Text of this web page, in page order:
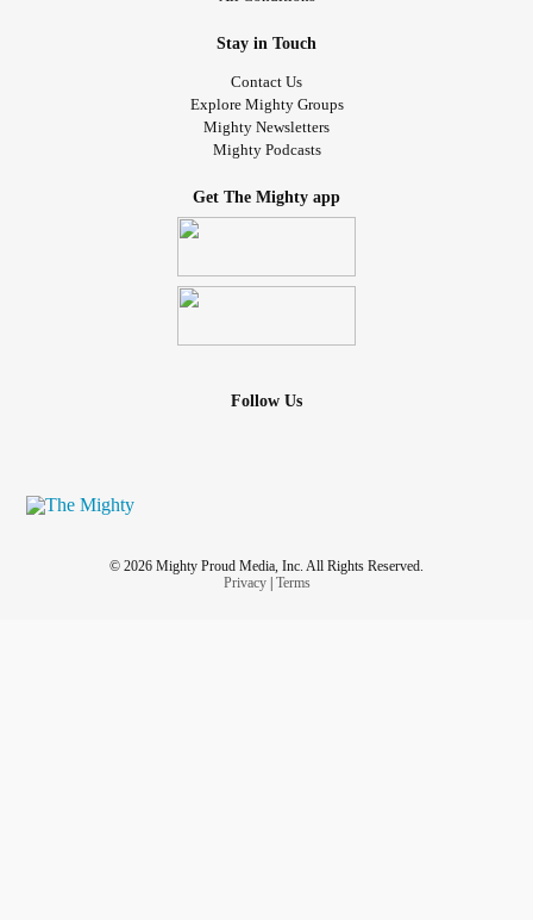
Stay in Touch
Contact Us
Explore Mighty Groups
Mighty Newsletters
Mighty Podcasts
Get The Mighty app
Follow Us
© 2026 Mighty Proud Media, Inc. All Rights Reserved.
Privacy| Terms